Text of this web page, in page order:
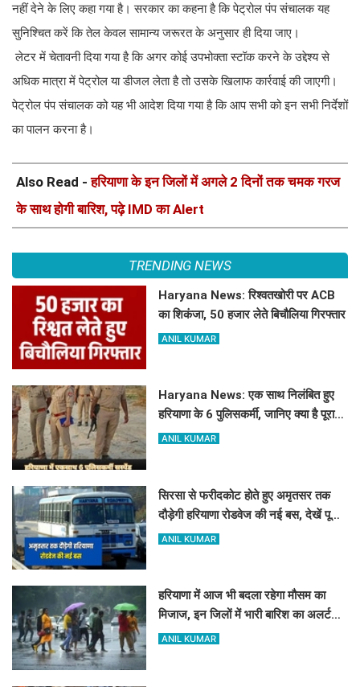
नहीं देने के लिए कहा गया है। सरकार का कहना है कि पेट्रोल पंप संचालक यह
सुनिश्चित करें कि तेल केवल सामान्य जरूरत के अनुसार ही दिया जाए।
लेटर में चेतावनी दिया गया है कि अगर कोई उपभोक्ता स्टॉक करने के उद्देश्य से
अधिक मात्रा में पेट्रोल या डीजल लेता है तो उसके खिलाफ कार्रवाई की जाएगी।
पेट्रोल पंप संचालक को यह भी आदेश दिया गया है कि आप सभी को इन सभी निर्देशों
का पालन करना है।
Also Read -हरियाणा के इन जिलों में अगले 2 दिनों तक चमक गरज
के साथ होगी बारिश, पढ़े IMD का Alert
TRENDING NEWS
Haryana News: रिश्वतखोरी पर ACB
का शिकंजा, 50 हजार लेते बिचौलिया गिरफ्तार
ANIL KUMAR
Haryana News: एक साथ निलंबित हुए
हरियाणा के 6 पुलिसकर्मी, जानिए क्या है पूरा
मामला
ANIL KUMAR
सिरसा से फरीदकोट होते हुए अमृतसर तक
दौड़ेगी हरियाणा रोडवेज की नई बस, देखें पूरा
रूट और टाइम टेबल
ANIL KUMAR
हरियाणा में आज भी बदला रहेगा मौसम का
मिजाज, इन जिलों में भारी बारिश का अलर्ट
जारी
ANIL KUMAR